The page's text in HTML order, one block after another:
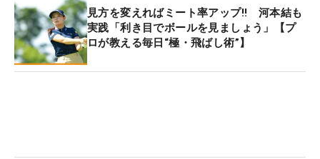
「アマチュアの方によく見られるのが、ヘッドを走
らせる感覚があまりないという点。どうしてもボー
ルを“打ちにいってしまう”姿を見かけます。インパ
見方を変えればミート率アップ!! 河本結も
実践「利き目でボールを見ましょう」【プ
ロが教える毎日“極・飛ばし術”】